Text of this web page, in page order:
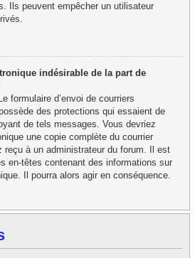
Ils peuvent empêcher un utilisateur
indésirable de la part de
formulaire d’envoi de courriers
des protections qui essaient de
de tels messages. Vous devriez
une copie complète du courrier
reçu à un administrateur du forum. Il est
en-têtes contenant des informations sur
Il pourra alors agir en conséquence.